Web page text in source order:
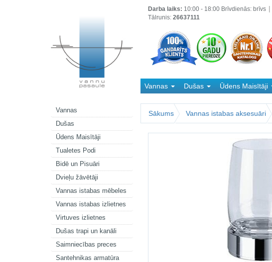
Vannas
Dušas
Ūdens Maisītāji
Tualetes Podi
Bidē un Pisuāri
Dvieļu žāvētāji
Vannas istabas mēbeles
Vannas istabas izlietnes
Virtuves izlietnes
Dušas trapi un kanāli
Saimniecības preces
Santehnikas armatūra
Darba laiks: 10:00 - 18:00 Brīvdienās: brīvs
Tālrunis: 26637111
Vannas Dušas Ūdens Maisītāji
Sākums
Vannas istabas aksesuāri